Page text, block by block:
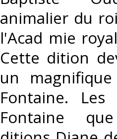
animalier du
l'Acad mie
Cette dition
un
Fontaine.
Fontaine